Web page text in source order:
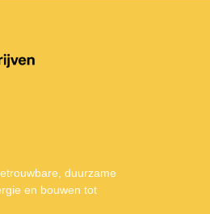
duurzame
en bouwen tot